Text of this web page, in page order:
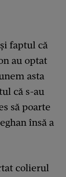
faptul că
au optat
asta
că s-au
să poarte
însă a
colierul